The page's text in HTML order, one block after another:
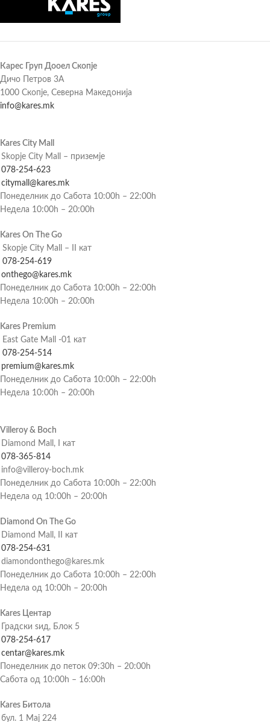
Карес Груп Дооел Скопје
Дичо Петров 3А
1000 Скопје, Северна Македонија
info@kares.mk
Kares City Mall
Skopje City Mall – приземје
078-254-623
citymall@kares.mk
Понеделник до Сабота 10:00h – 22:00h
Недела 10:00h – 20:00h
Kares On The Go
Skopje City Mall – II кат
078-254-619
onthego@kares.mk
Понеделник до Сабота 10:00h – 22:00h
Недела 10:00h – 20:00h
Kares Premium
East Gate Mall -01 кат
078-254-514
premium@kares.mk
Понеделник до Сабота 10:00h – 22:00h
Недела 10:00h – 20:00h
Villeroy & Boch
Diamond Mall, I кат
078-365-814
info@villeroy-boch.mk
Понеделник до Сабота 10:00h – 22:00h
Недела од 10:00h – 20:00h
Diamond On The Go
Diamond Mall, II кат
078-254-631
diamondonthego@kares.mk
Понеделник до Сабота 10:00h – 22:00h
Недела од 10:00h – 20:00h
Kares Центар
Градски ѕид, Блок 5
078-254-617
centar@kares.mk
Понеделник до петок 09:30h – 20:00h
Сабота од 10:00h – 16:00h
Kares Битола
бул. 1 Мај 224